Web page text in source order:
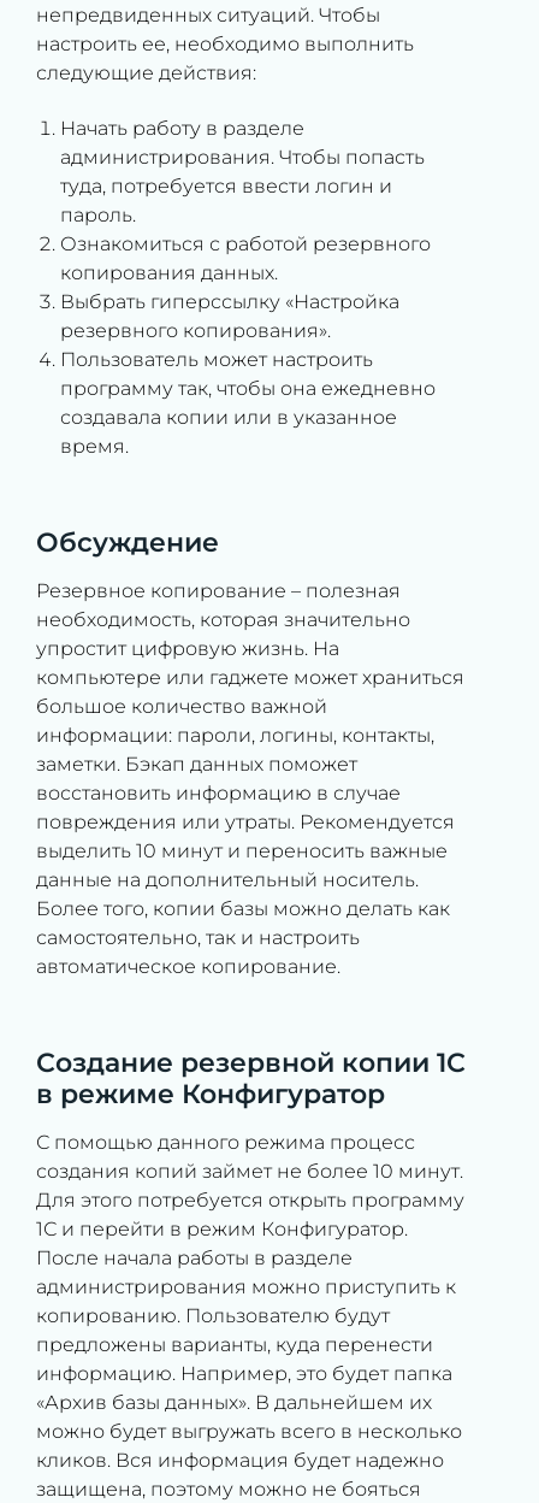
непредвиденных ситуаций. Чтобы
настроить ее, необходимо выполнить
следующие действия:
Начать работу в разделе
администрирования. Чтобы попасть
туда, потребуется ввести логин и
пароль.
Ознакомиться с работой резервного
копирования данных.
Выбрать гиперссылку «Настройка
резервного копирования».
Пользователь может настроить
программу так, чтобы она ежедневно
создавала копии или в указанное
время.
Обсуждение
Резервное копирование – полезная
необходимость, которая значительно
упростит цифровую жизнь. На
компьютере или гаджете может храниться
большое количество важной
информации: пароли, логины, контакты,
заметки. Бэкап данных поможет
восстановить информацию в случае
повреждения или утраты. Рекомендуется
выделить 10 минут и переносить важные
данные на дополнительный носитель.
Более того, копии базы можно делать как
самостоятельно, так и настроить
автоматическое копирование.
Создание резервной копии 1С
в режиме Конфигуратор
С помощью данного режима процесс
создания копий займет не более 10 минут.
Для этого потребуется открыть программу
1С и перейти в режим Конфигуратор.
После начала работы в разделе
администрирования можно приступить к
копированию. Пользователю будут
предложены варианты, куда перенести
информацию. Например, это будет папка
«Архив базы данных». В дальнейшем их
можно будет выгружать всего в несколько
кликов. Вся информация будет надежно
защищена, поэтому можно не бояться